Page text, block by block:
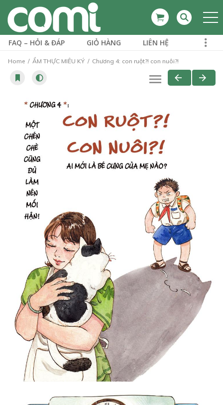
FAQ – HỎI & ĐÁP GIỎ HÀNG LIÊN HỆ
Home ẨM THỰC MIÊU KÝ Chương 4: con ruột?! con nuôi?!